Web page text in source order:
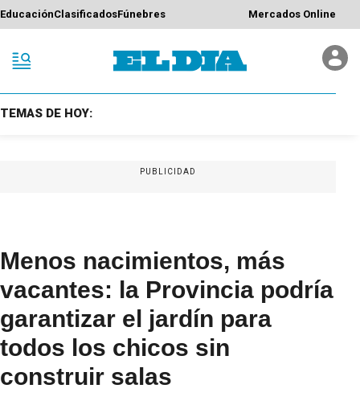
EducaciónClasificadosFúnebres Mercados Online
TEMAS DE HOY:
PUBLICIDAD
Menos nacimientos, más
vacantes: la Provincia podría
garantizar el jardín para
todos los chicos sin
construir salas